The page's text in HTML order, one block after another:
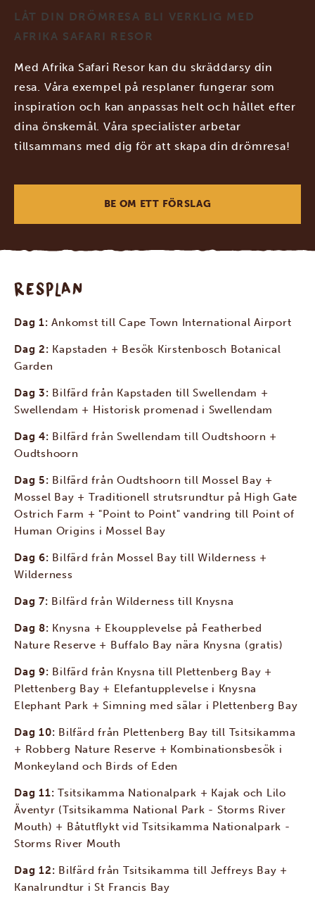
LÅT DIN DRÖMRESA BLI VERKLIG MED
AFRIKA SAFARI RESOR
Med Afrika Safari Resor kan du skräddarsy din
resa. Våra exempel på resplaner fungerar som
inspiration och kan anpassas helt och hållet efter
dina önskemål. Våra specialister arbetar
tillsammans med dig för att skapa din drömresa!
BE OM ETT FÖRSLAG
RESPLAN
Dag 1:Ankomst till Cape Town International Airport
Dag 2: Kapstaden + Besök Kirstenbosch Botanical
Garden
Dag 3: Bilfärd från Kapstaden till Swellendam +
Swellendam + Historisk promenad i Swellendam
Dag 4: Bilfärd från Swellendam till Oudtshoorn +
Oudtshoorn
Dag 5: Bilfärd från Oudtshoorn till Mossel Bay +
Mossel Bay + Traditionell strutsrundtur på High Gate
Ostrich Farm + "Point to Point" vandring till Point of
Human Origins i Mossel Bay
Dag 6: Bilfärd från Mossel Bay till Wilderness +
Wilderness
Dag 7: Bilfärd från Wilderness till Knysna
Dag 8: Knysna + Ekoupplevelse på Featherbed
Nature Reserve + Buffalo Bay nära Knysna (gratis)
Dag 9: Bilfärd från Knysna till Plettenberg Bay +
Plettenberg Bay + Elefantupplevelse i Knysna
Elephant Park + Simning med sälar i Plettenberg Bay
Dag 10: Bilfärd från Plettenberg Bay till Tsitsikamma
+ Robberg Nature Reserve + Kombinationsbesök i
Monkeyland och Birds of Eden
Dag 11: Tsitsikamma Nationalpark + Kajak och Lilo
Äventyr (Tsitsikamma National Park - Storms River
Mouth) + Båtutflykt vid Tsitsikamma Nationalpark -
Storms River Mouth
Dag 12: Bilfärd från Tsitsikamma till Jeffreys Bay +
Kanalrundtur i St Francis Bay